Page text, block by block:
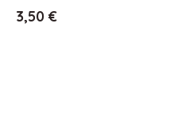
Hinta
3,50 €